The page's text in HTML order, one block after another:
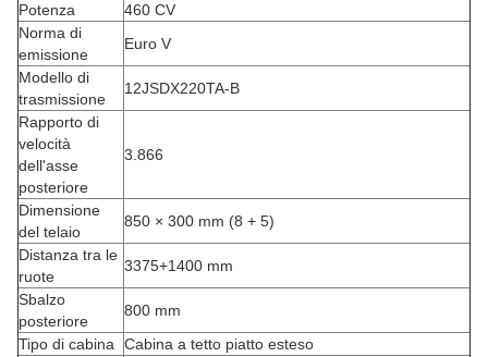
Potenza
460 CV
Norma di
emissione
Euro V
Modello di
trasmissione
12JSDX220TA-B
Rapporto di
velocità
dell'asse
posteriore
3.866
Dimensione
del telaio
850 × 300 mm (8 + 5)
Distanza tra le
ruote
3375+1400 mm
Sbalzo
posteriore
800 mm
Tipo di cabina
Cabina a tetto piatto esteso